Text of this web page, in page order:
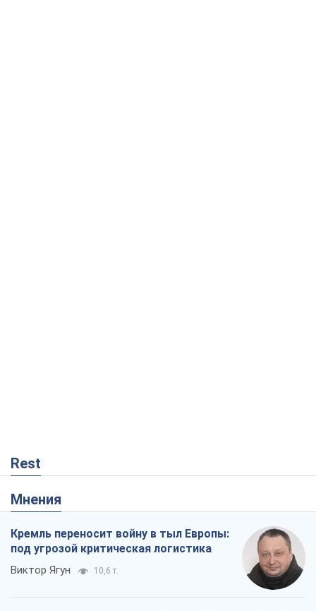
Rest
Мнения
Кремль переносит войну в тыл Европы:
под угрозой критическая логистика
Виктор Ягун 10,6 т.